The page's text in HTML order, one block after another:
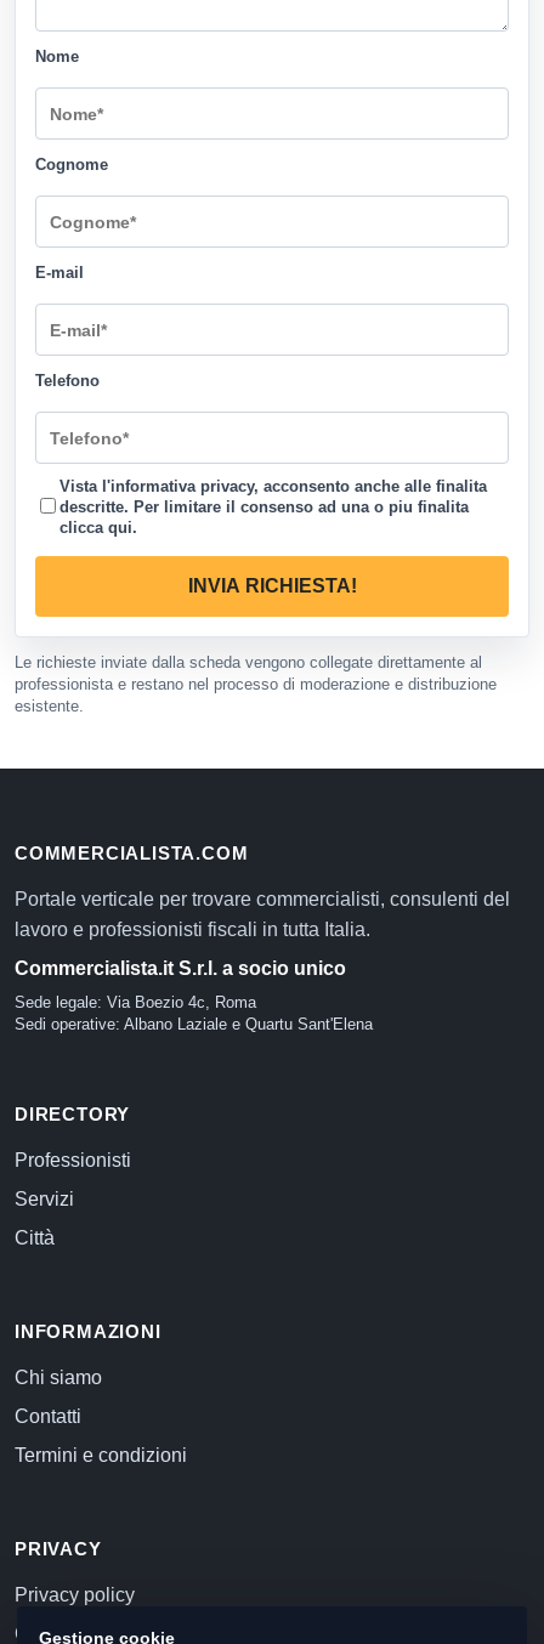
Nome
Cognome
E-mail
Telefono
Vista l'informativa privacy, acconsento anche alle finalita
descritte. Per limitare il consenso ad una o piu finalita
clicca qui.
INVIA RICHIESTA!
Le richieste inviate dalla scheda vengono collegate direttamente al
professionista e restano nel processo di moderazione e distribuzione
esistente.
COMMERCIALISTA.COM
Portale verticale per trovare commercialisti, consulenti del
lavoro e professionisti fiscali in tutta Italia.
Commercialista.it S.r.l. a socio unico
Sede legale: Via Boezio 4c, Roma
Sedi operative: Albano Laziale e Quartu Sant'Elena
DIRECTORY
Professionisti
Servizi
Città
INFORMAZIONI
Chi siamo
Contatti
Termini e condizioni
PRIVACY
Privacy policy
Cookie policy
Gestione cookie